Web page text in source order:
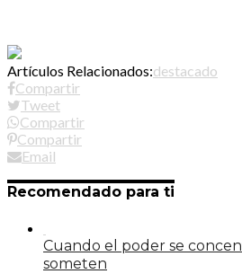
Artículos Relacionados:destacado
Compartir
Tweet
Compartir
Compartir
Email
Recomendado para ti
Cuando el poder se
someten